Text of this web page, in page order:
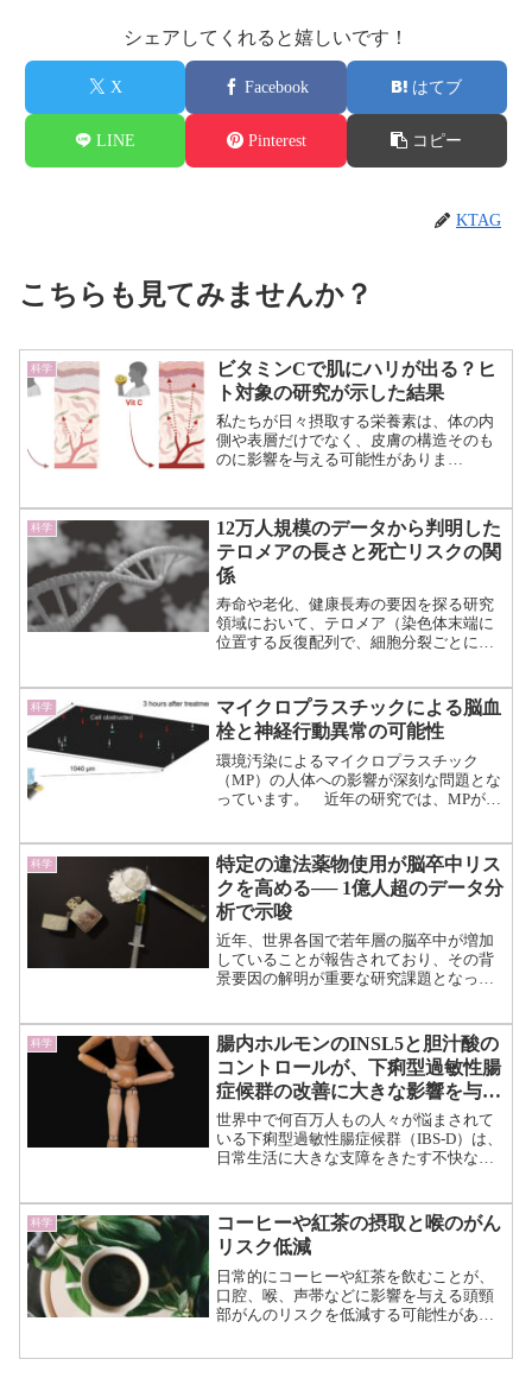
シェアしてくれると嬉しいです！
X Facebook はてブ
LINE Pinterest コピー
KTAG
こちらも見てみませんか？
科学
ビタミンCで肌にハリが出る？ヒ
ト対象の研究が示した結果
私たちが日々摂取する栄養素は、体の内
側や表層だけでなく、皮膚の構造そのも
のに影響を与える可能性がありま
取量を増やすことで血液中の濃度が上昇
し、それに伴って皮膚内のビタミ...（続
きを読む）
科学
12万人規模のデータから判明した
テロメアの長さと死亡リスクの関
係
寿命や老化、健康長寿の要因を探る研究
領域において、テロメア（染色体末端に
位置する反復配列で、細胞分裂ごとに短
とがすべての死因による死亡リスクと強
く関連するかどうかは長年...（続きを読
む）
科学
マイクロプラスチックによる脳血
栓と神経行動異常の可能性
環境汚染によるマイクロプラスチック
（MP）の人体への影響が深刻な問題とな
っています。 近年の研究では、MPが血
妊症、腸への害、肺機能障害……マイク
ロプラスチックが引き起...（続きを読
む）
科学
特定の違法薬物使用が脳卒中リス
クを高める── 1億人超のデータ分
析で示唆
近年、世界各国で若年層の脳卒中が増加
していることが報告されており、その背
景要因の解明が重要な研究課題となって
度影響するのかを大規模データで検証し
た研究が発表されました。...（続きを読
む）
科学
腸内ホルモンのINSL5と胆汁酸の
コントロールが、下痢型過敏性腸
症候群の改善に大きな影響を与え
る
世界中で何百万人もの人々が悩まされて
いる下痢型過敏性腸症候群（IBS-D）は、
日常生活に大きな支障をきたす不快な消
究から、IBS-Dの症状を引き起こす可能性
がある重要な...（続きを読む）
科学
コーヒーや紅茶の摂取と喉のがん
リスク低減
日常的にコーヒーや紅茶を飲むことが、
口腔、喉、声帯などに影響を与える頭頸
部がんのリスクを低減する可能性がある